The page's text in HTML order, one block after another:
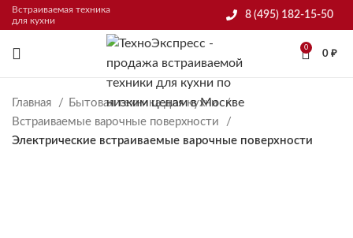
Встраиваемая техника
для кухни
8 (495) 182-15-50
0
0 ₽
Главная
Бытовая техника для кухни
Встраиваемые варочные поверхности
Электрические встраиваемые варочные поверхности